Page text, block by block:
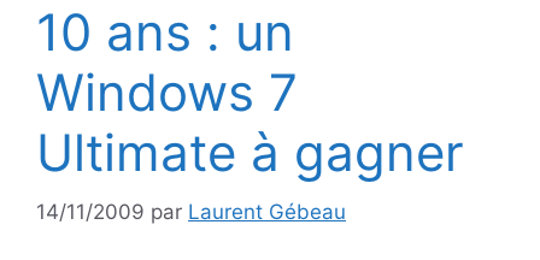
10 ans : un
Windows 7
Ultimate à gagner
14/11/2009 par Laurent Gébeau